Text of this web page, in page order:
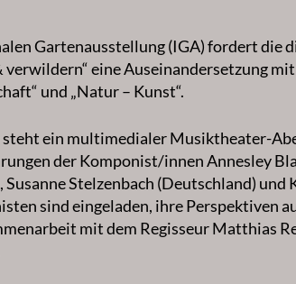
Gartenausstellung (IGA) fordert die
eine Auseinandersetzung
und „Natur – Kunst“.
steht ein multimedialer Musiktheater-
der Komponist/innen Annesley
Stelzenbach (Deutschland) und
sind eingeladen, ihre Perspektiven
mit dem Regisseur Matthias